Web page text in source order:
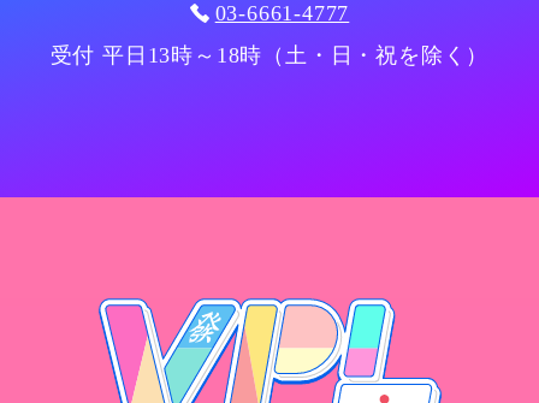
03-6661-4777
受付 平日13時～18時（土・日・祝を除く）